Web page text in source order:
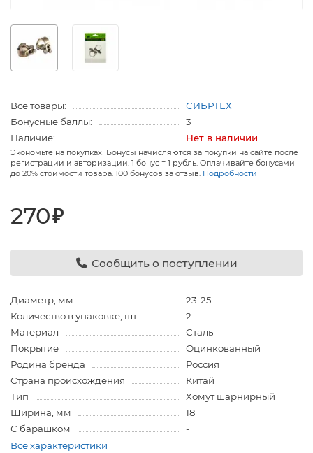
Все товары:
СИБРТЕХ
Бонусные баллы:
3
Наличие:
Нет в наличии
Экономьте на покупках! Бонусы начисляются за покупки на сайте после
регистрации и авторизации. 1 бонус = 1 рубль. Оплачивайте бонусами
до 20% стоимости товара. 100 бонусов за отзыв. Подробности
270₽
Сообщить о поступлении
Диаметр, мм
23-25
Количество в упаковке, шт
2
Материал
Сталь
Покрытие
Оцинкованный
Родина бренда
Россия
Страна происхождения
Китай
Тип
Хомут шарнирный
Ширина, мм
18
С барашком
-
Все характеристики